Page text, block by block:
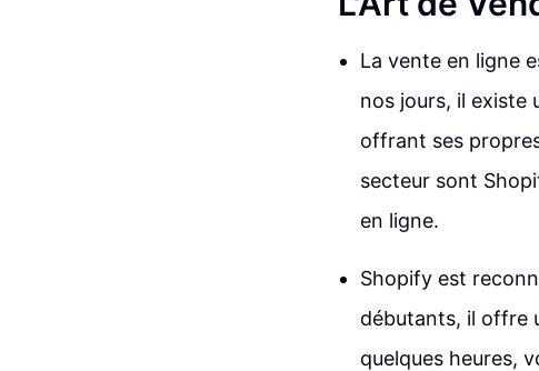
La vente en ligne
nos jours, il existe
offrant ses
secteur sont
en ligne.
Shopify est
débutants, il offre
quelques heures,